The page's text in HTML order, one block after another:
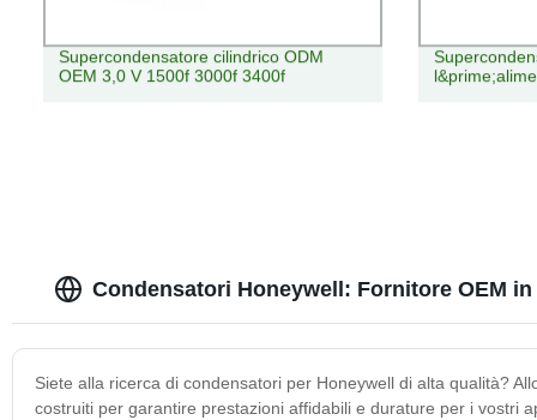
Supercondensatore cilindrico ODM
OEM 3,0 V 1500f 3000f 3400f
Condensatori Honeywell: Fornitore OEM in
Siete alla ricerca di condensatori per Honeywell di alta qualità?
costruiti per garantire prestazioni affidabili e durature per i vostri